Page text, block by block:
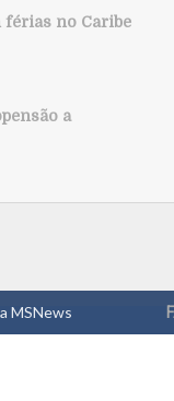
férias no Caribe
a
MSNews